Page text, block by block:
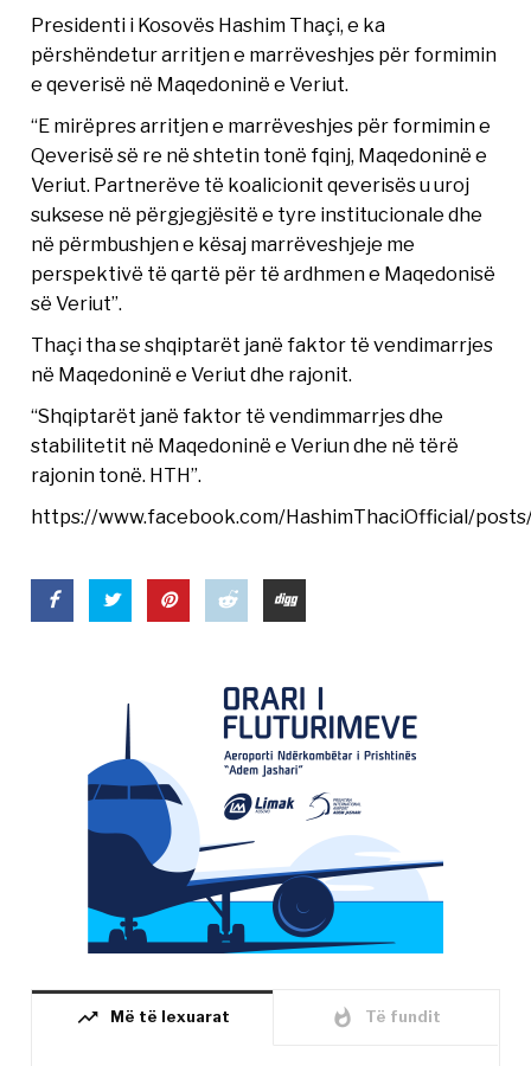
Presidenti i Kosovës Hashim Thaçi, e ka
përshëndetur arritjen e marrëveshjes për formimin
e qeverisë në Maqedoninë e Veriut.
“E mirëpres arritjen e marrëveshjes për formimin e
Qeverisë së re në shtetin tonë fqinj, Maqedoninë e
Veriut. Partnerëve të koalicionit qeverisës u uroj
suksese në përgjegjësitë e tyre institucionale dhe
në përmbushjen e kësaj marrëveshjeje me
perspektivë të qartë për të ardhmen e Maqedonisë
së Veriut”.
Thaçi tha se shqiptarët janë faktor të vendimarrjes
në Maqedoninë e Veriut dhe rajonit.
“Shqiptarët janë faktor të vendimmarrjes dhe
stabilitetit në Maqedoninë e Veriun dhe në tërë
rajonin tonë. HTH”.
https://www.facebook.com/HashimThaciOfficial/
trending_up Më të lexuarat whatshot Të fundit